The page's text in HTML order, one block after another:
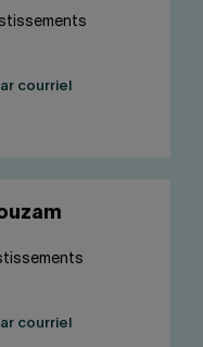
courriel
courriel